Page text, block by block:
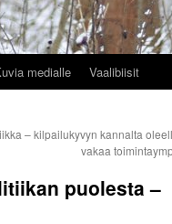
medialle Vaalibiisit
– kilpailukyvyn kannalta
vakaa
puolesta –